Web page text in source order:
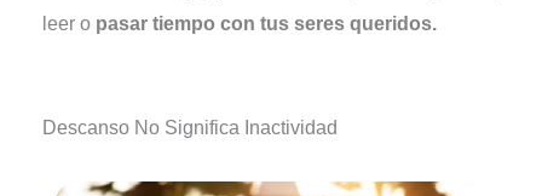
leer o pasar tiempo con tus seres queridos.
Descanso No Significa Inactividad